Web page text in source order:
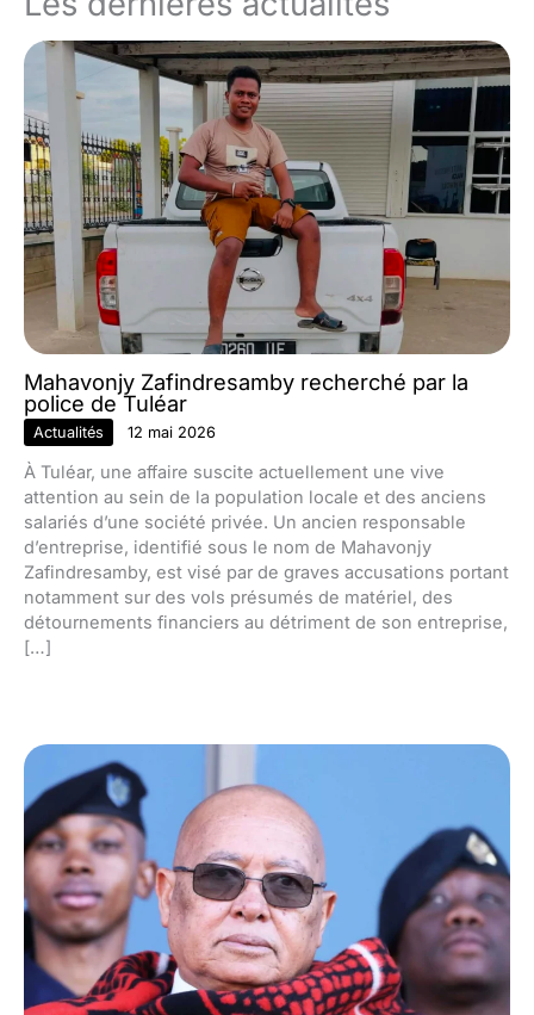
Mahavonjy Zafindresamby recherché par la
police de Tuléar
Actualités 12 mai 2026
À Tuléar, une affaire suscite actuellement une vive
attention au sein de la population locale et des anciens
salariés d’une société privée. Un ancien responsable
d’entreprise, identifié sous le nom de Mahavonjy
Zafindresamby, est visé par de graves accusations portant
notamment sur des vols présumés de matériel, des
détournements financiers au détriment de son entreprise,
[…]